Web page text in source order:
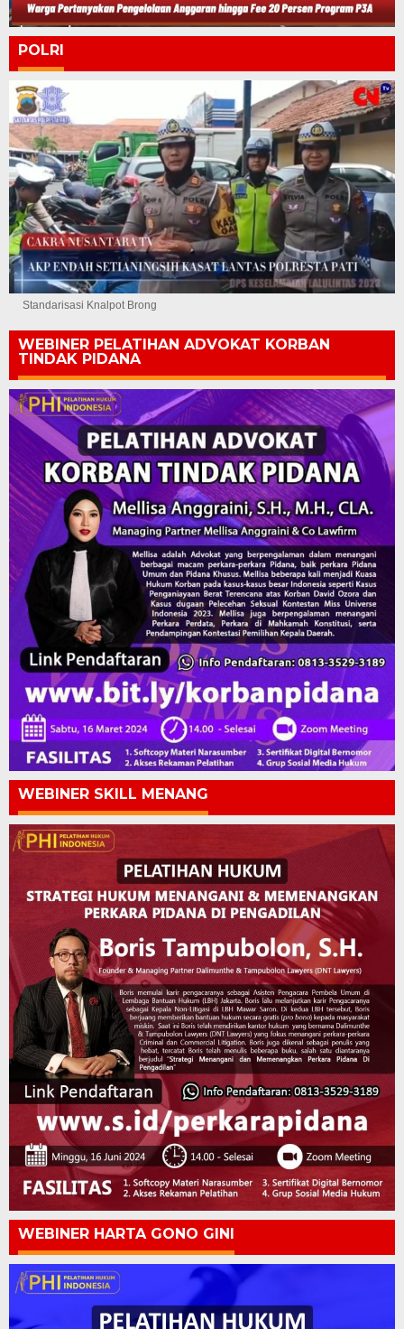
POLRI
Standarisasi Knalpot Brong
WEBINER PELATIHAN ADVOKAT KORBAN
TINDAK PIDANA
WEBINER SKILL MENANG
WEBINER HARTA GONO GINI